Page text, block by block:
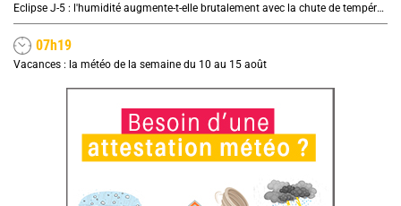
Eclipse J-5 : l'humidité augmente-t-elle brutalement avec la chute de température pendant l'éclipse du 12 août ?
07h19
Vacances : la météo de la semaine du 10 au 15 août